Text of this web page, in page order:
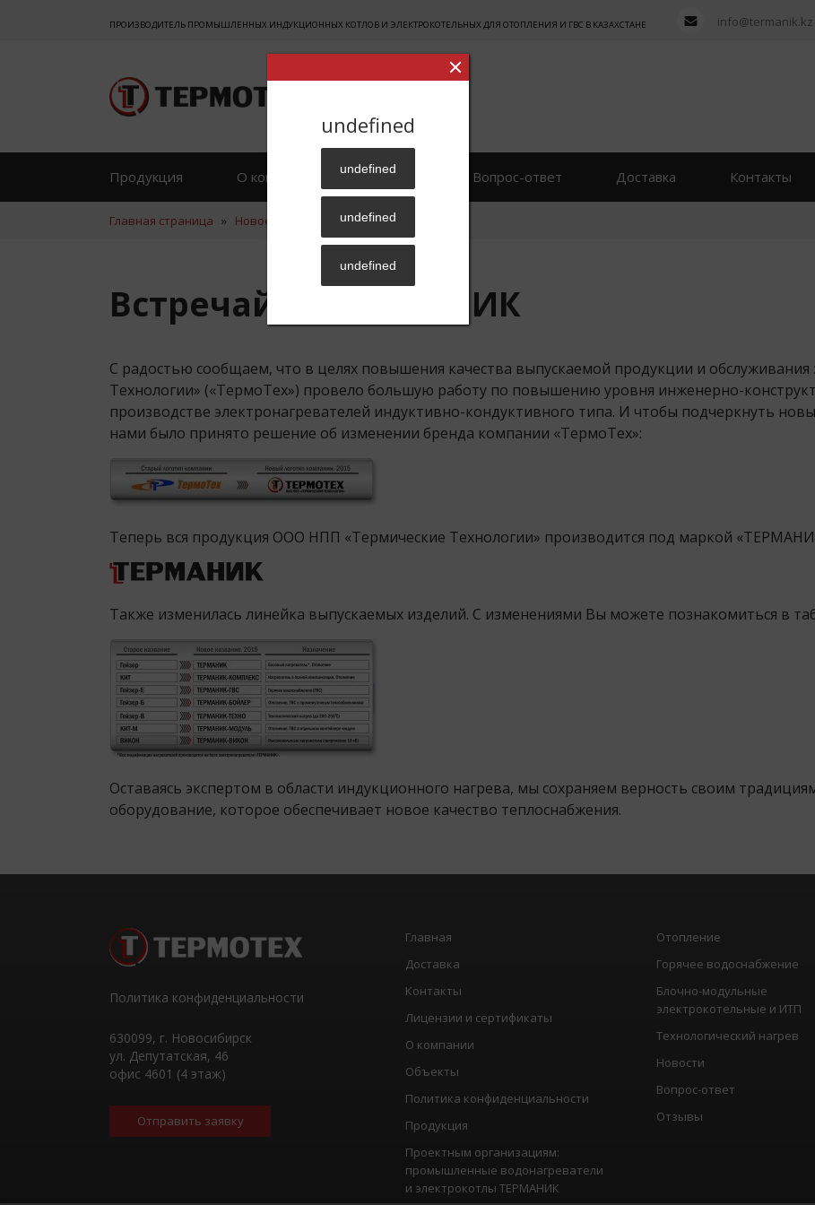
undefined
undefined
undefined
undefined
ПРОИЗВОДИТЕЛЬ ПРОМЫШЛЕННЫХ ИНДУКЦИОННЫХ КОТЛОВ И ЭЛЕКТРОКОТЕЛЬНЫХ ДЛЯ ОТОПЛЕНИЯ И ГВС В КАЗАХСТАНЕ info@termanik.kz
Продукция О компании Отзывы Вопрос-ответ Доставка Контакты
Главная страница » Новости Встречайте: ТЕРМАНИК
Встречайте: ТЕРМАНИК
С радостью сообщаем, что в целях повышения качества выпускаемой продукции и
Технологии» («ТермоТех») провело большую работу по повышению уровня инженерно-
производстве электронагревателей индуктивно-кондуктивного типа. И чтобы подчеркнуть
нами было принято решение об изменении бренда компании «ТермоТех»:
Теперь вся продукция ООО НПП «Термические Технологии» производится под маркой
Также изменилась линейка выпускаемых изделий. С изменениями Вы можете познакомиться в
Оставаясь экспертом в области индукционного нагрева, мы сохраняем верность своим
оборудование, которое обеспечивает новое качество теплоснабжения.
Политика конфиденциальности
630099, г. Новосибирск
ул. Депутатская, 46
офис 4601 (4 этаж)
Отправить заявку
Главная
Доставка
Контакты
Лицензии и сертификаты
О компании
Объекты
Политика конфиденциальности
Продукция
Проектным организациям:
промышленные водонагреватели
и электрокотлы ТЕРМАНИК
Отопление
Горячее водоснабжение
Блочно-модульные
электрокотельные и ИТП
Технологический нагрев
Новости
Вопрос-ответ
Отзывы